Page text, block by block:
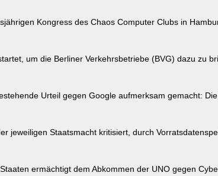
Kongress des Chaos Computer Clubs in
um die Berliner Verkehrsbetriebe (BVG) dazu zu
Urteil gegen Google aufmerksam gemacht:
jeweiligen Staatsmacht kritisiert, durch
ermächtigt dem Abkommen der UNO gegen